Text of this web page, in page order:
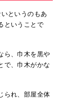
というのもあ
ということで
ら、巾木を黒や
で、巾木がかな
られ、部屋全体